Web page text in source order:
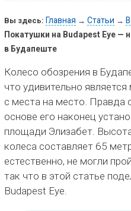
Вы здесь: Главная → Статьи →
Покатушки на Budapest Eye —
в Будапеште
Колесо обозрения в
что удивительно
с места на место. Правда
основе его наконец
площади Элизабет.
колеса составляет 65
естественно, не могли
так что в этой статье
Budapest Eye.